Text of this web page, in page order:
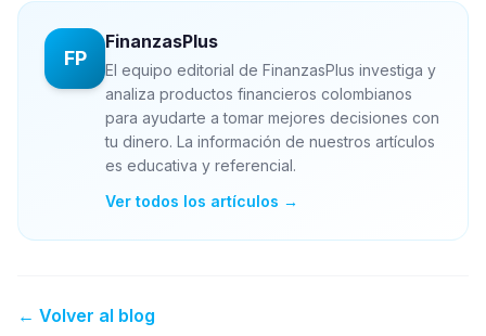
FP
FinanzasPlus
El equipo editorial de FinanzasPlus investiga y
analiza productos financieros colombianos
para ayudarte a tomar mejores decisiones con
tu dinero. La información de nuestros artículos
es educativa y referencial.
Ver todos los artículos →
← Volver al blog